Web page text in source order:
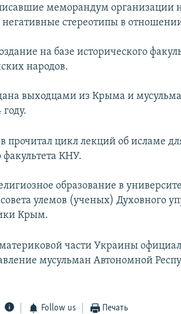
меморандум организации
стереотипы в
на базе исторического
народов.
выходцами из Крыма и
прочитал цикл лекций об исламе
факультета КНУ.
образование в
улемов (ученых) Духовного
Крым.
материковой части Украины
мусульман Автономной
Follow us Печать